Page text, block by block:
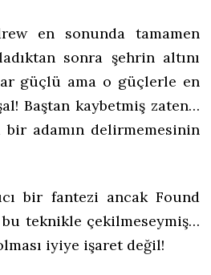
en sonunda tamamen
sonra şehrin altını
güçlü ama o güçlerle en
Baştan kaybetmiş zaten…
bir adamın delirmemesinin
bir fantezi ancak Found
bu teknikle çekilmeseymiş…
iyiye işaret değil!